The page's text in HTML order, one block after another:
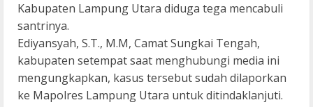
Kabupaten Lampung Utara diduga tega mencabuli
santrinya.
Ediyansyah, S.T., M.M, Camat Sungkai Tengah,
kabupaten setempat saat menghubungi media ini
mengungkapkan, kasus tersebut sudah dilaporkan
ke Mapolres Lampung Utara untuk ditindaklanjuti.